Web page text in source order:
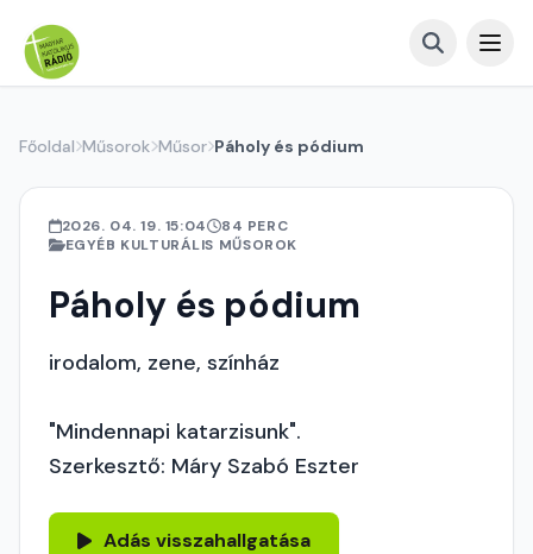
Főoldal Műsorok Műsor Páholy és pódium
2026. 04. 19. 15:04
84 PERC
EGYÉB KULTURÁLIS MŰSOROK
Páholy és pódium
irodalom, zene, színház
"Mindennapi katarzisunk".
Szerkesztő: Máry Szabó Eszter
Adás visszahallgatása